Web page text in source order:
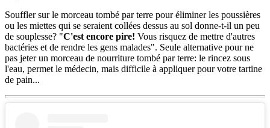
Souffler sur le morceau tombé par terre pour éliminer les poussières
ou les miettes qui se seraient collées dessus au sol donne-t-il un peu
de souplesse? "C'est encore pire! Vous risquez de mettre d'autres
bactéries et de rendre les gens malades". Seule alternative pour ne
pas jeter un morceau de nourriture tombé par terre: le rincez sous
l'eau, permet le médecin, mais difficile à appliquer pour votre tartine
de pain...